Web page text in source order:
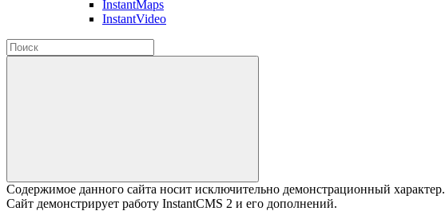
InstantMaps
InstantVideo
Содержимое данного сайта носит исключительно демонстрационный характер.
Сайт демонстрирует работу InstantCMS 2 и его дополнений.